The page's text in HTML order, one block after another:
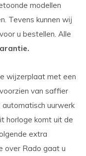
modellen
Tevens kunnen wij
u bestellen. Alle
wijzerplaat met een
van saffier
uurwerk
horloge komt uit de
extra
over Rado gaat u